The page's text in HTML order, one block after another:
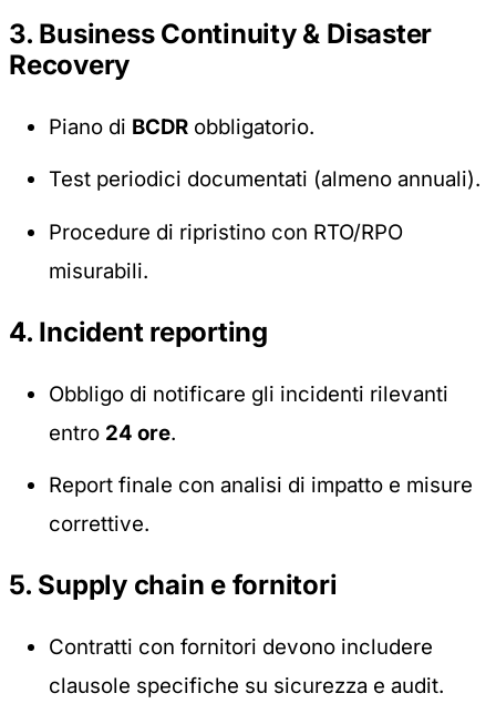
3. Business Continuity & Disaster
Recovery
Piano di BCDR obbligatorio.
Test periodici documentati (almeno annuali).
Procedure di ripristino con RTO/RPO
misurabili.
4. Incident reporting
Obbligo di notificare gli incidenti rilevanti
entro 24 ore.
Report finale con analisi di impatto e misure
correttive.
5. Supply chain e fornitori
Contratti con fornitori devono includere
clausole specifiche su sicurezza e audit.